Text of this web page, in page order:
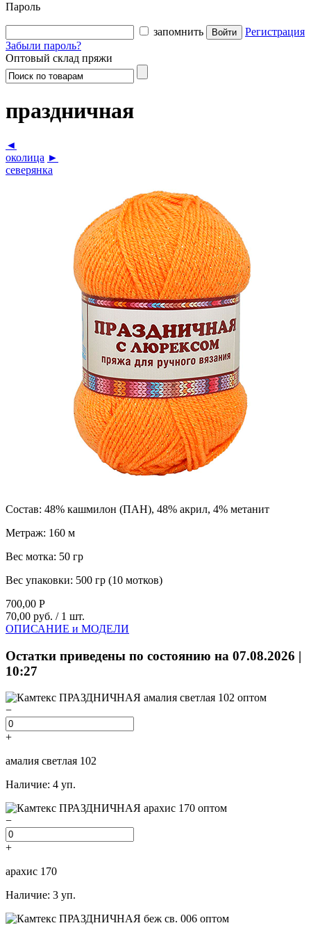
Пароль
запомнить
Регистрация
Забыли пароль?
Оптовый склад пряжи
праздничная
◄
околица ►
северянка
Состав: 48% кашмилон (ПАН), 48% акрил, 4% метанит
Метраж: 160 м
Вес мотка: 50 гр
Вес упаковки: 500 гр (10 мотков)
700,00 Р
70,00 руб. / 1 шт.
ОПИСАНИЕ и МОДЕЛИ
Остатки приведены по состоянию на 07.08.2026 |
10:27
−
+
амалия светлая 102
Наличие: 4 уп.
−
+
арахис 170
Наличие: 3 уп.